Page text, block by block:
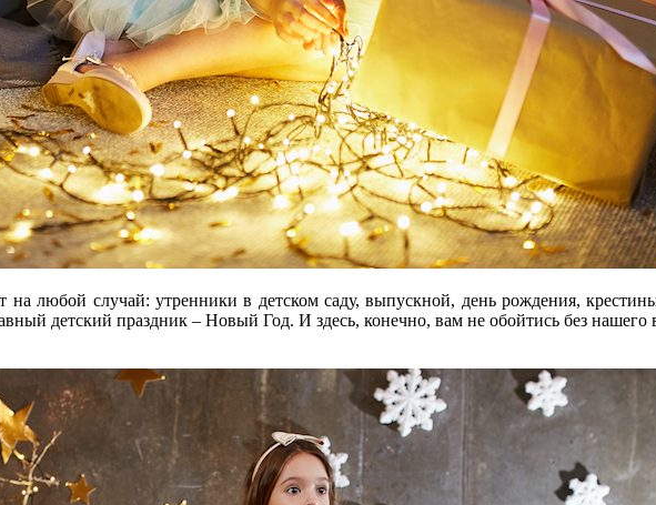
любой случай: утренники в детском саду, выпускной, день рождения,
детский праздник – Новый Год. И здесь, конечно, вам не обойтись без нашего